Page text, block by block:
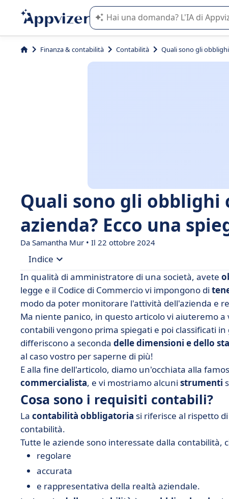
L'IA di Appvizer vi guida nell'utilizzo
Finanza & contabilità Contabilità Quali sono gli
Quali sono gli
azienda? Ecco una
Da Samantha Mur • Il 22 ottobre 2024
Indice
• Cosa sono i requisiti contabili?
• È obbligatorio tenere la contabilità?
• I principali obblighi contabili
• Obblighi contabili secondo il regime fiscale
• Obblighi contabili a seconda del tipo di
• È obbligatorio utilizzare un commercialista?
• Come gestire più facilmente gli obblighi
• In breve
In qualità di amministratore di una società, avete
legge e il Codice di Commercio vi impongono di
modo da poter monitorare l'attività dell'azienda e
Ma niente panico, in questo articolo vi aiuteremo
contabili vengono prima spiegati e poi classificati
differiscono a seconda delle dimensioni e dello
al caso vostro per saperne di più!
E alla fine dell'articolo, diamo un'occhiata alla
commercialista, e vi mostriamo alcuni strumenti
Cosa sono i requisiti contabili?
La contabilità obbligatoria si riferisce al rispetto
contabilità.
Tutte le aziende sono interessate dalla contabilità,
regolare
accurata
e rappresentativa della realtà aziendale.